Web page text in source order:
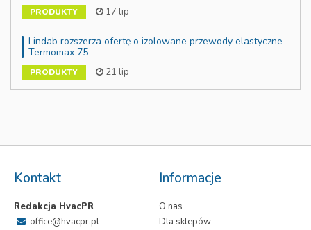
PRODUKTY 17 lip
Lindab rozszerza ofertę o izolowane przewody elastyczne
Termomax 75
PRODUKTY 21 lip
Kontakt
Redakcja HvacPR
office@hvacpr.pl
Informacje
O nas
Dla sklepów